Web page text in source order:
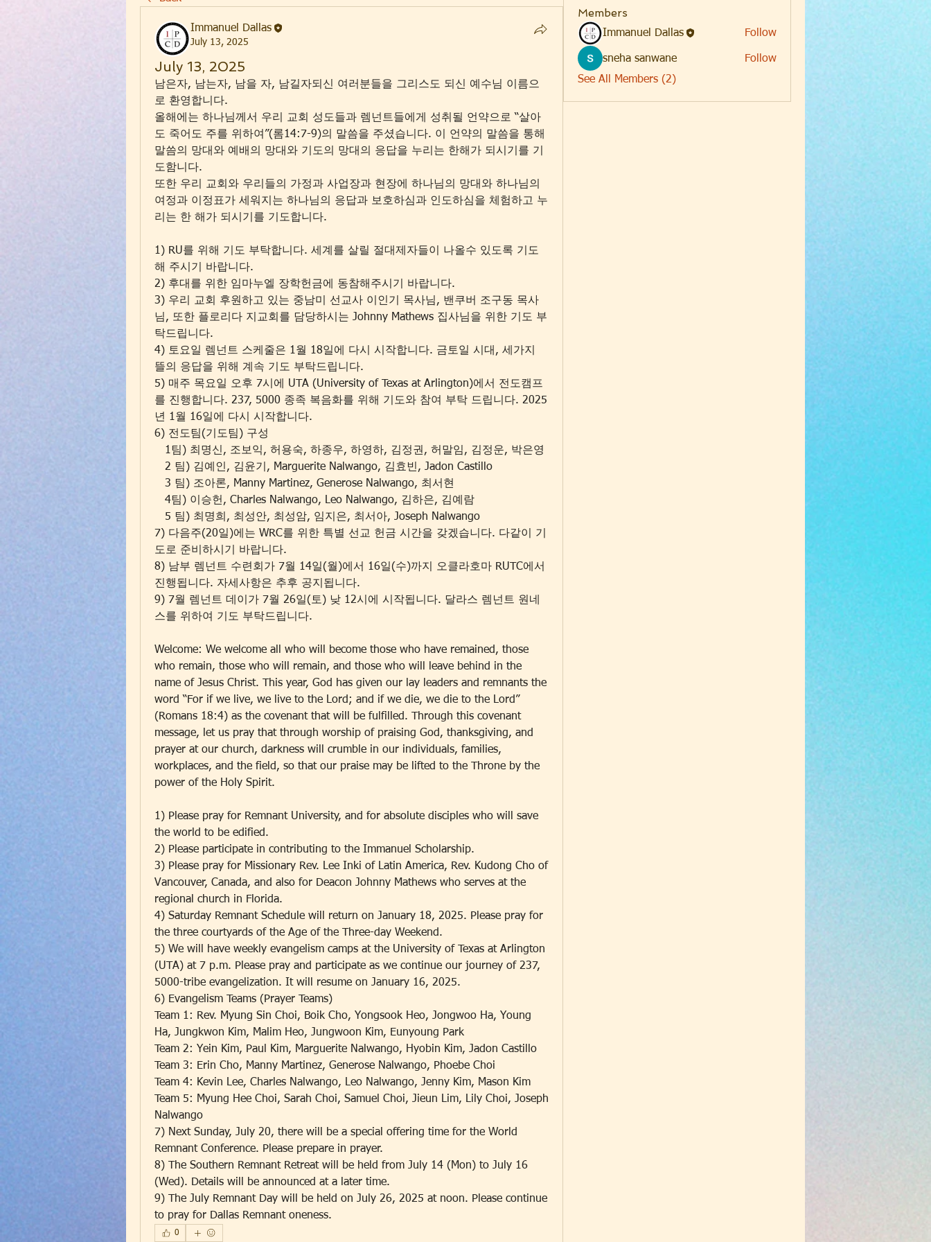
Immanuel Dallas
July 13, 2025
July 13, 2025
남은자, 남는자, 남을 자, 남길자되신 여러분들을 그리스도 되신 예수님 이름으
로 환영합니다.
올해에는 하나님께서 우리 교회 성도들과 렘넌트들에게 성취될 언약으로 “살아
도 죽어도 주를 위하여”(롬14:7-9)의 말씀을 주셨습니다. 이 언약의 말씀을 통해
말씀의 망대와 예배의 망대와 기도의 망대의 응답을 누리는 한해가 되시기를 기
도함니다.
또한 우리 교회와 우리들의 가정과 사업장과 현장에 하나님의 망대와 하나님의
여정과 이정표가 세워지는 하나님의 응답과 보호하심과 인도하심을 체험하고 누
리는 한 해가 되시기를 기도합니다.
1) RU를 위해 기도 부탁합니다. 세계를 살릴 절대제자들이 나올수 있도록 기도
해 주시기 바랍니다.
2) 후대를 위한 임마누엘 장학헌금에 동참해주시기 바랍니다.
3) 우리 교회 후원하고 있는 중남미 선교사 이인기 목사님, 밴쿠버 조구동 목사
님, 또한 플로리다 지교회를 담당하시는 Johnny Mathews 집사님을 위한 기도 부
탁드립니다.
4) 토요일 렘넌트 스케줄은 1월 18일에 다시 시작합니다. 금토일 시대, 세가지
뜰의 응답을 위해 계속 기도 부탁드립니다.
5) 매주 목요일 오후 7시에 UTA (University of Texas at Arlington)에서 전도캠프
를 진행합니다. 237, 5000 종족 복음화를 위해 기도와 참여 부탁 드립니다. 2025
년 1월 16일에 다시 시작합니다.
6) 전도팀(기도팀) 구성
1팀) 최명신, 조보익, 허용숙, 하종우, 하영하, 김정권, 허말임, 김정운, 박은영
2 팀) 김예인, 김윤기, Marguerite Nalwango, 김효빈, Jadon Castillo
3 팀) 조아론, Manny Martinez, Generose Nalwango, 최서현
4팀) 이승헌, Charles Nalwango, Leo Nalwango, 김하은, 김예람
5 팀) 최명희, 최성안, 최성암, 임지은, 최서아, Joseph Nalwango
7) 다음주(20일)에는 WRC를 위한 특별 선교 헌금 시간을 갖겠습니다. 다같이 기
도로 준비하시기 바랍니다.
8) 남부 렘넌트 수련회가 7월 14일(월)에서 16일(수)까지 오클라호마 RUTC에서
진행됩니다. 자세사항은 추후 공지됩니다.
9) 7월 렘넌트 데이가 7월 26일(토) 낮 12시에 시작됩니다. 달라스 렘넌트 원네
스를 위하여 기도 부탁드립니다.
Welcome: We welcome all who will become those who have remained, those
who remain, those who will remain, and those who will leave behind in the
name of Jesus Christ. This year, God has given our lay leaders and remnants the
word “For if we live, we live to the Lord; and if we die, we die to the Lord”
(Romans 18:4) as the covenant that will be fulfilled. Through this covenant
message, let us pray that through worship of praising God, thanksgiving, and
prayer at our church, darkness will crumble in our individuals, families,
workplaces, and the field, so that our praise may be lifted to the Throne by the
power of the Holy Spirit.
1) Please pray for Remnant University, and for absolute disciples who will save
the world to be edified.
2) Please participate in contributing to the Immanuel Scholarship.
3) Please pray for Missionary Rev. Lee Inki of Latin America, Rev. Kudong Cho of
Vancouver, Canada, and also for Deacon Johnny Mathews who serves at the
regional church in Florida.
4) Saturday Remnant Schedule will return on January 18, 2025. Please pray for
the three courtyards of the Age of the Three-day Weekend.
5) We will have weekly evangelism camps at the University of Texas at Arlington
(UTA) at 7 p.m. Please pray and participate as we continue our journey of 237,
5000-tribe evangelization. It will resume on January 16, 2025.
6) Evangelism Teams (Prayer Teams)
Team 1: Rev. Myung Sin Choi, Boik Cho, Yongsook Heo, Jongwoo Ha, Young
Ha, Jungkwon Kim, Malim Heo, Jungwoon Kim, Eunyoung Park
Team 2: Yein Kim, Paul Kim, Marguerite Nalwango, Hyobin Kim, Jadon Castillo
Team 3: Erin Cho, Manny Martinez, Generose Nalwango, Phoebe Choi
Team 4: Kevin Lee, Charles Nalwango, Leo Nalwango, Jenny Kim, Mason Kim
Team 5: Myung Hee Choi, Sarah Choi, Samuel Choi, Jieun Lim, Lily Choi, Joseph
Nalwango
7) Next Sunday, July 20, there will be a special offering time for the World
Remnant Conference. Please prepare in prayer.
8) The Southern Remnant Retreat will be held from July 14 (Mon) to July 16
(Wed). Details will be announced at a later time.
9) The July Remnant Day will be held on July 26, 2025 at noon. Please continue
to pray for Dallas Remnant oneness.
0
Members
Immanuel Dallas Follow
sneha sanwane
Follow
See All Members (2)